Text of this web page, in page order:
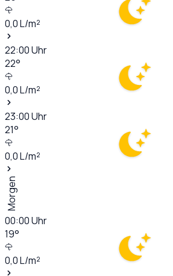
0,0L/m²
22:00Uhr
22°
0,0L/m²
23:00Uhr
21°
0,0L/m²
Morgen
00:00Uhr
19°
0,0L/m²